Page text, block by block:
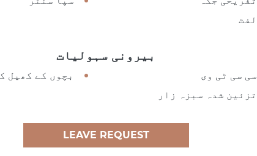
لفٹ
بیرونی سہولیات
سی سی ٹی وی بچوں کے کھیل
تزئین شدہ سبزہ زار
LEAVE REQUEST